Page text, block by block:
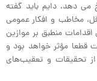
دهد، دایم باید گفته
مخاطب و افکار عمومی
منطبق بر موازین
قطعا مؤثر خواهد بود و
از تحقیقات و تعقیب‌های‌